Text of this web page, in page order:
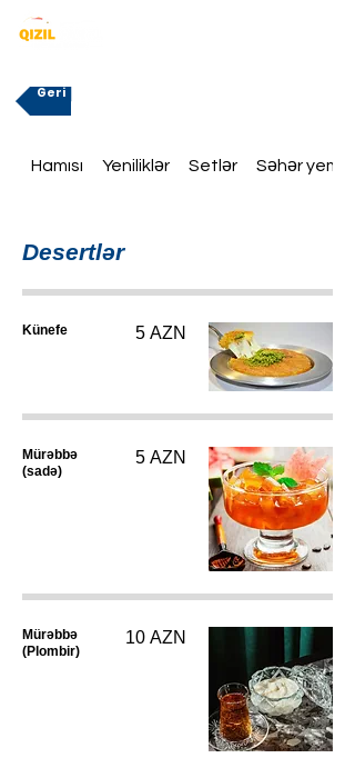
Geri
Hamısı Yeniliklər Setlər Səhər
Desertlər
Künefe 5 AZN
Mürəbbə
(sadə)
5 AZN
Mürəbbə
(Plombir)
10 AZN